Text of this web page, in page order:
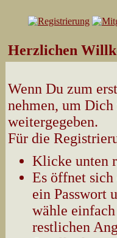
Herzlichen
Wenn Du zum
nehmen, um
weitergegeben.
Für die
Klicke unten
Es öffnet sich
ein Passwort
wähle
restlichen